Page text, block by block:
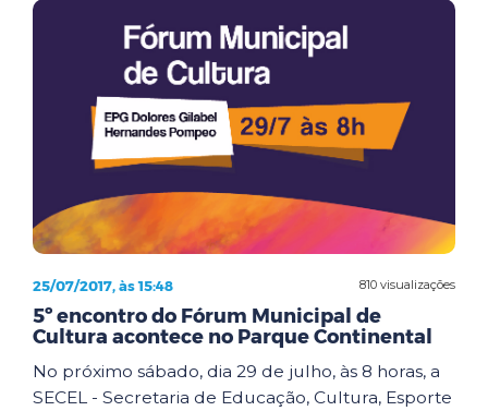
810 visualizações
25/07/2017, às 15:48
5º encontro do Fórum Municipal de
Cultura acontece no Parque Continental
No próximo sábado, dia 29 de julho, às 8 horas, a
SECEL - Secretaria de Educação, Cultura, Esporte